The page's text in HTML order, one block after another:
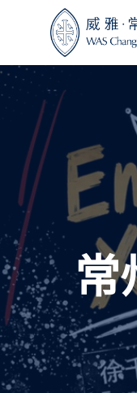
容
常